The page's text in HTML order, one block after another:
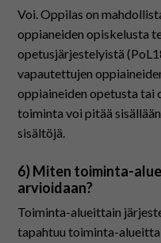
Voi. Oppilas on
oppianeiden opiskelusta
opetusjärjestelyistä
vapautettujen
oppiaineiden opetusta tai
toiminta voi pitää
sisältöjä.
6) Miten toiminta-
arvioidaan?
Toiminta-alueittain
tapahtuu toiminta-